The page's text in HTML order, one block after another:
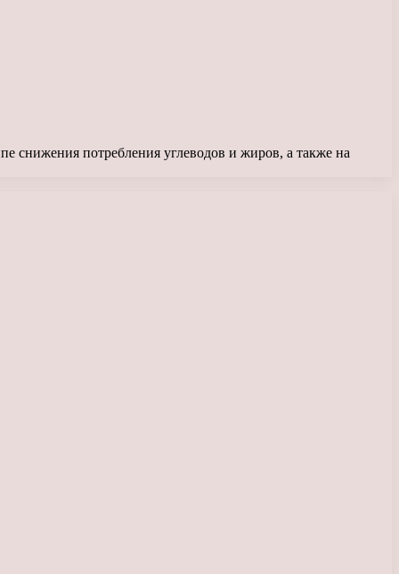
потребления углеводов и жиров, а также на